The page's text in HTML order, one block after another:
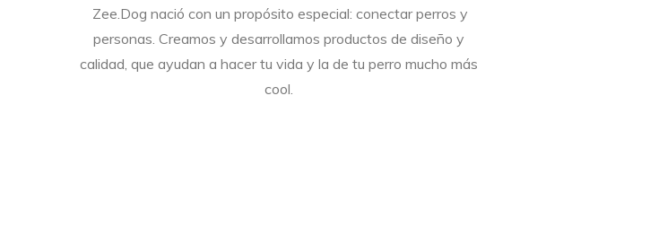
Zee.Dog nació con un propósito especial: conectar perros y
personas. Creamos y desarrollamos productos de diseño y
calidad, que ayudan a hacer tu vida y la de tu perro mucho más
cool.